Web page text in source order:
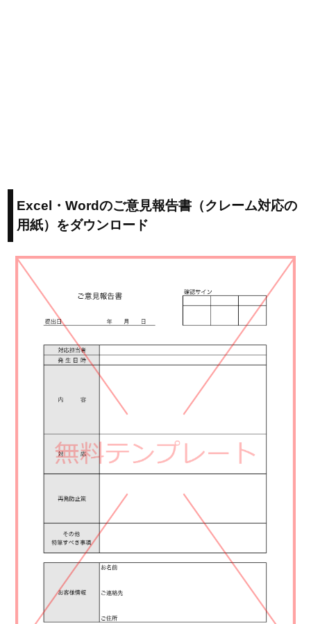
Excel・Wordのご意見報告書（クレーム対応の
用紙）をダウンロード